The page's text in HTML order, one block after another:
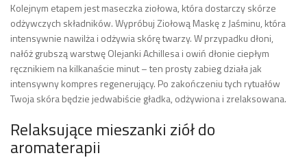
Kolejnym etapem jest maseczka ziołowa, która dostarczy skórze
odżywczych składników. Wypróbuj Ziołową Maskę z Jaśminu, która
intensywnie nawilża i odżywia skórę twarzy. W przypadku dłoni,
nałóż grubszą warstwę Olejanki Achillesa i owiń dłonie ciepłym
ręcznikiem na kilkanaście minut – ten prosty zabieg działa jak
intensywny kompres regenerujący. Po zakończeniu tych rytuałów
Twoja skóra będzie jedwabiście gładka, odżywiona i zrelaksowana.
Relaksujące mieszanki ziół do
aromaterapii